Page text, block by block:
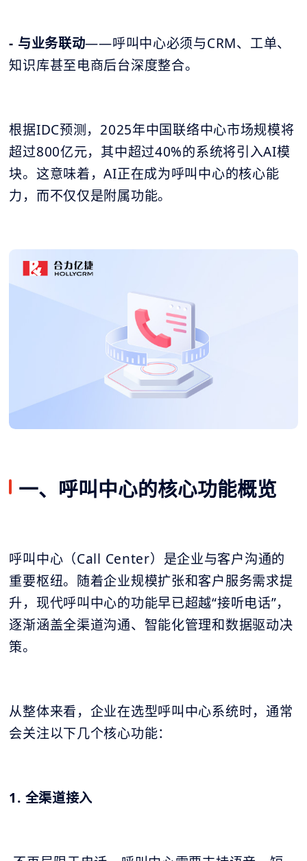
- 与业务联动——呼叫中心必须与CRM、工单、
知识库甚至电商后台深度整合。
根据IDC预测，2025年中国联络中心市场规模将
超过800亿元，其中超过40%的系统将引入AI模
块。这意味着，AI正在成为呼叫中心的核心能
力，而不仅仅是附属功能。
一、呼叫中心的核心功能概览
呼叫中心（Call Center）是企业与客户沟通的
重要枢纽。随着企业规模扩张和客户服务需求提
升，现代呼叫中心的功能早已超越“接听电话”，
逐渐涵盖全渠道沟通、智能化管理和数据驱动决
策。
从整体来看，企业在选型呼叫中心系统时，通常
会关注以下几个核心功能：
1. 全渠道接入